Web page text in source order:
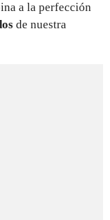
a la perfección
de nuestra